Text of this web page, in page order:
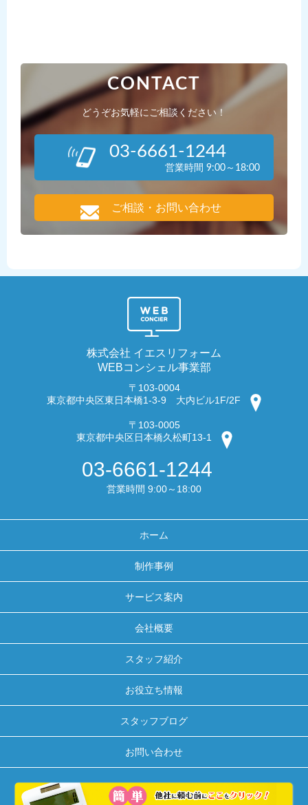
CONTACT
どうぞお気軽にご相談ください！
03-6661-1244
営業時間 9:00～18:00
ご相談・お問い合わせ
株式会社 イエスリフォーム
WEBコンシェル事業部
〒103-0004
東京都中央区東日本橋1-3-9 大内ビル1F/2F
〒103-0005
東京都中央区日本橋久松町13-1
03-6661-1244
営業時間 9:00～18:00
ホーム
制作事例
サービス案内
会社概要
スタッフ紹介
お役立ち情報
スタッフブログ
お問い合わせ